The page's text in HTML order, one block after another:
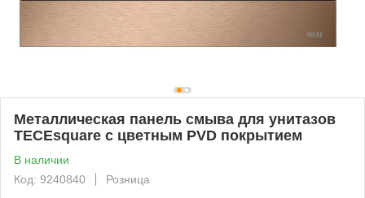
Металлическая панель смыва для унитазов
TECEsquare с цветным PVD покрытием
В наличии
Код: 9240840
Розница